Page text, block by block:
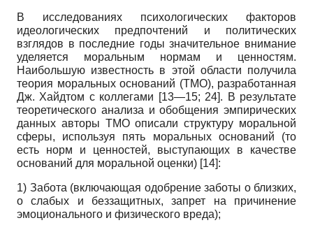
В исследованиях психологических факторов
идеологических предпочтений и политических
взглядов в последние годы значительное внимание
уделяется моральным нормам и ценностям.
Наибольшую известность в этой области получила
теория моральных оснований (ТМО), разработанная
Дж. Хайдтом с коллегами [13—15; 24]. В результате
теоретического анализа и обобщения эмпирических
данных авторы ТМО описали структуру моральной
сферы, используя пять моральных оснований (то
есть норм и ценностей, выступающих в качестве
оснований для моральной оценки) [14]:
1) Забота (включающая одобрение заботы о близких,
о слабых и беззащитных, запрет на причинение
эмоционального и физического вреда);